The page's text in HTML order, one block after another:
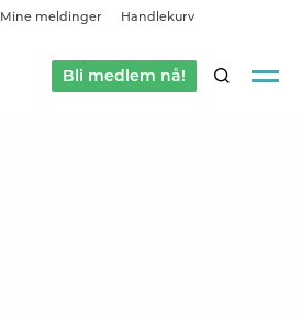
Mine meldinger Handlekurv
Bli medlem nå!SØK